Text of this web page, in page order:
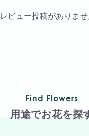
レビュー投稿がありま
Find Flowers
用途でお花を探